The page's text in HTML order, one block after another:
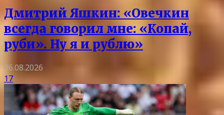
Дмитрий Яшкин: «Овечкин
всегда говорил мне: «Копай,
руби». Ну я и рублю»
06.08.2026
17